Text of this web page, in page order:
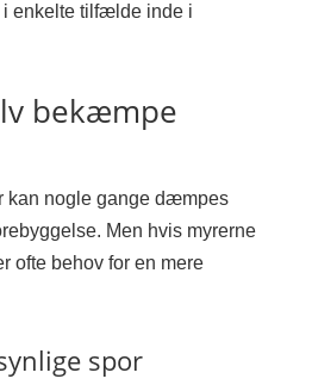
enkelte tilfælde inde i
bekæmpe
kan nogle gange dæmpes
Men hvis myrerne
ofte behov for en mere
spor